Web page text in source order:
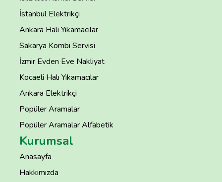
İstanbul Elektrikçi
Ankara Halı Yıkamacılar
Sakarya Kombi Servisi
İzmir Evden Eve Nakliyat
Kocaeli Halı Yıkamacılar
Ankara Elektrikçi
Popüler Aramalar
Popüler Aramalar Alfabetik
Kurumsal
Anasayfa
Hakkımızda